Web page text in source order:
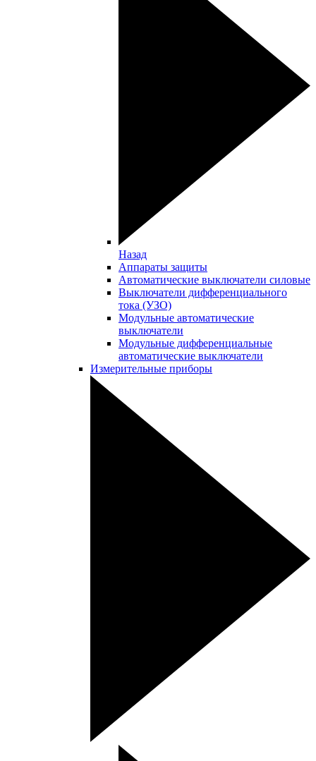
Назад
Аппараты защиты
Автоматические выключатели силовые
Выключатели дифференциального
тока (УЗО)
Модульные автоматические
выключатели
Модульные дифференциальные
автоматические выключатели
Измерительные приборы